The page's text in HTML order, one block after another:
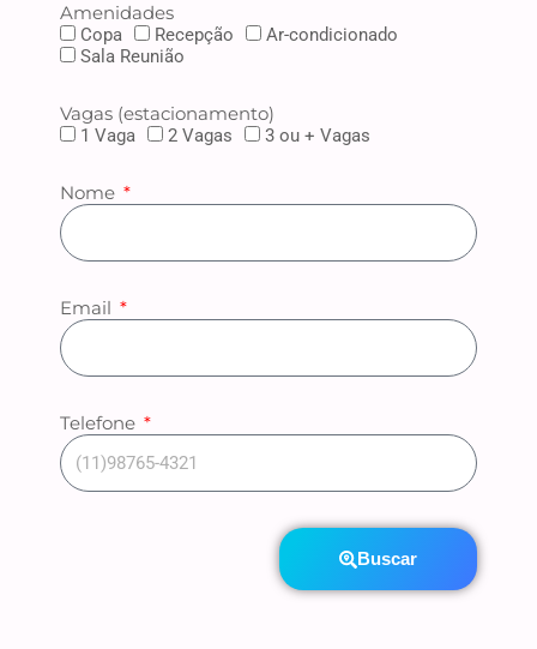
Amenidades
Copa Recepção
Ar-condicionado
Sala Reunião
Vagas (estacionamento)
1 Vaga 2 Vagas 3 ou + Vagas
Nome
Email
Telefone
Buscar